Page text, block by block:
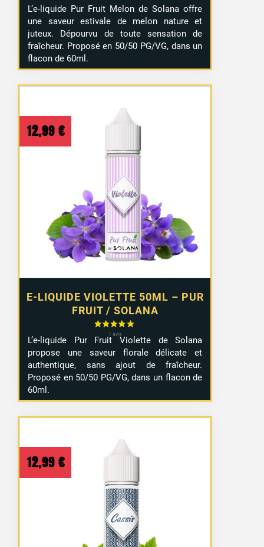
L’e-liquide Pur Fruit Melon de Solana offre
une saveur estivale de melon nature et
juteux. Dépourvu de toute sensation de
fraîcheur. Proposé en 50/50 PG/VG, dans un
flacon de 60ml.
E-LIQUIDE VIOLETTE 50ML – PUR
FRUIT / SOLANA
12,99 €
L’e-liquide Pur Fruit Violette de Solana
propose une saveur florale délicate et
authentique, sans ajout de fraîcheur.
Proposé en 50/50 PG/VG, dans un flacon de
60ml.
12,99 €